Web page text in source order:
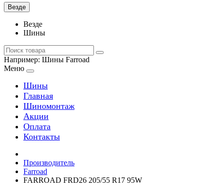
Везде
Везде
Шины
Например: Шины Farroad
Меню
Шины
Главная
Шиномонтаж
Акции
Оплата
Контакты
Производитель
Farroad
FARROAD FRD26 205/55 R17 95W